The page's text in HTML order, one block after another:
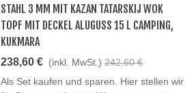
STAHL 3 MM MIT KAZAN TATARSKIJ WOK
TOPF MIT DECKEL ALUGUSS 15 L CAMPING,
KUKMARA
238,60 € (inkl. MwSt.) 242,60 €
Als Set kaufen und sparen. Hier stellen wir